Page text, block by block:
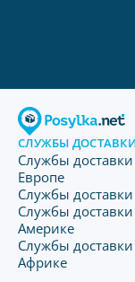
СЛУЖБЫ ДОСТАВКИ
Службы
Европе
Службы
Службы
Америке
Службы
Африке